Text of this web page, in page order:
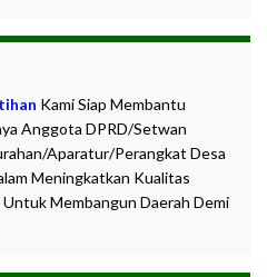
Kami Siap Membantu
Anggota DPRD/Setwan
Aparatur/Perangkat Desa
Meningkatkan Kualitas
Untuk Membangun Daerah Demi